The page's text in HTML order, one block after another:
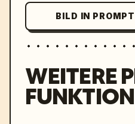
BILD IN
WEITERE